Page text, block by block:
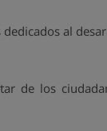
al
de los